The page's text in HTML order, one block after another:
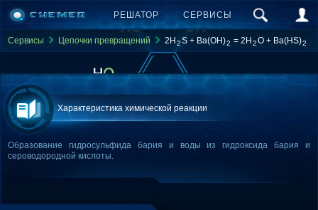
РЕШАТОР СЕРВИСЫ
Сервисы Цепочки превращений 2H 2S + Ba(OH)2 = 2H 2O + Ba(HS)2
Характеристика химической реакции
Образование гидросульфида бария и воды из гидроксида бария и
сероводородной кислоты.